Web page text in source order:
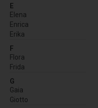
E
Elena
Enrica
Erika
F
Flora
Frida
G
Gaia
Giotto